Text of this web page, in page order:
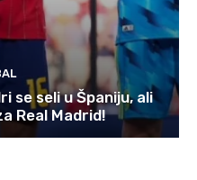
se seli u Španiju, ali
Real Madrid!